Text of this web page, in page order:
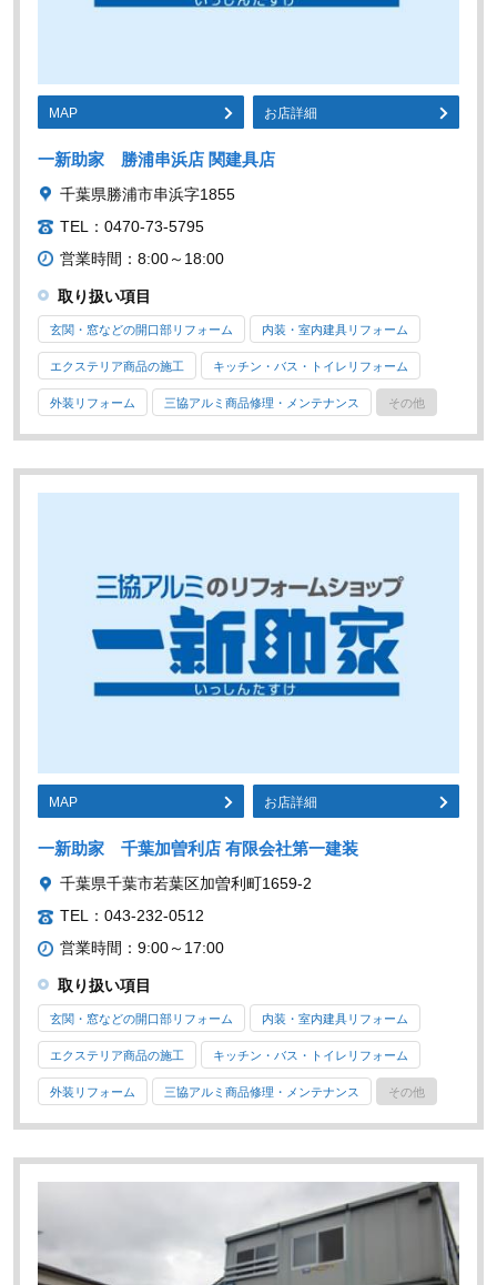
MAP お店詳細
一新助家 勝浦串浜店 関建具店
千葉県勝浦市串浜字1855
TEL：0470-73-5795
営業時間：8:00～18:00
取り扱い項目
玄関・窓などの開口部リフォーム 内装・室内建具リフォーム
エクステリア商品の施工 キッチン・バス・トイレリフォーム
外装リフォーム 三協アルミ商品修理・メンテナンス その他
MAP お店詳細
一新助家 千葉加曽利店 有限会社第一建装
千葉県千葉市若葉区加曽利町1659-2
TEL：043-232-0512
営業時間：9:00～17:00
取り扱い項目
玄関・窓などの開口部リフォーム 内装・室内建具リフォーム
エクステリア商品の施工 キッチン・バス・トイレリフォーム
外装リフォーム 三協アルミ商品修理・メンテナンス その他